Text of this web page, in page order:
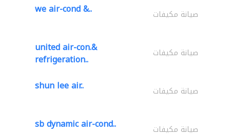
we air-cond &.. صيانة مكيفات
united air-con.&
refrigeration.. صيانة مكيفات
shun lee air.. صيانة مكيفات
sb dynamic air-cond.. صيانة مكيفات